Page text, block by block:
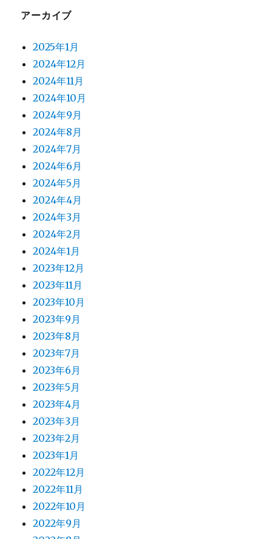
アーカイブ
2025年1月
2024年12月
2024年11月
2024年10月
2024年9月
2024年8月
2024年7月
2024年6月
2024年5月
2024年4月
2024年3月
2024年2月
2024年1月
2023年12月
2023年11月
2023年10月
2023年9月
2023年8月
2023年7月
2023年6月
2023年5月
2023年4月
2023年3月
2023年2月
2023年1月
2022年12月
2022年11月
2022年10月
2022年9月